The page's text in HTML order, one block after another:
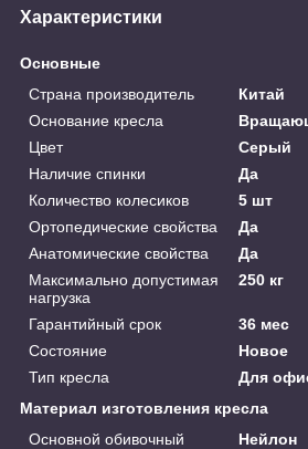
Характеристики
Основные
Страна производитель
Китай
Основание кресла
Цвет
Серый
Наличие спинки
Да
Количество колесиков
5 шт
Ортопедические свойства
Да
Анатомические свойства
Да
Максимально допустимая
нагрузка
250 кг
Гарантийный срок
36 мес
Состояние
Новое
Тип кресла
Для
Материал изготовления кресла
Основной обивочный
Нейлон